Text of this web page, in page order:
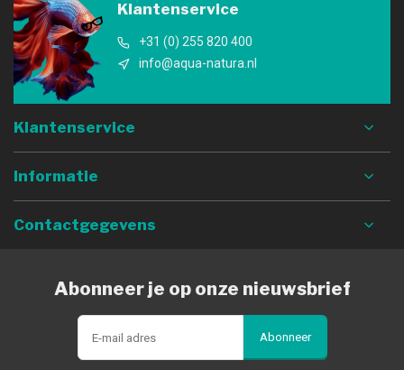
Klantenservice
+31 (0) 255 820 400
info@aqua-natura.nl
Klantenservice
Informatie
Contactgegevens
Abonneer je op onze nieuwsbrief
Abonneer